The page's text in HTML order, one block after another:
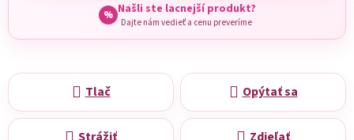
% Našli ste lacnejší produkt?
Dajte nám vedieť a cenu preveríme
Tlač Opýtať sa